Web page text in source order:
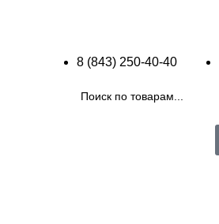
8 (843) 250-40-40